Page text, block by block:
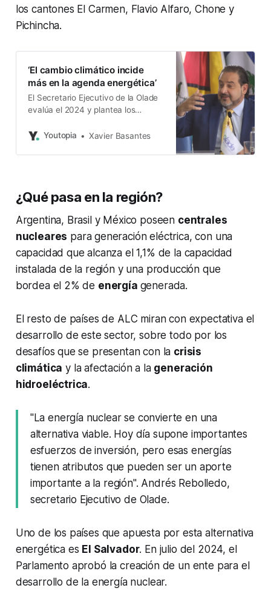
los cantones El Carmen, Flavio Alfaro, Chone y
Pichincha.
‘El cambio climático incide
más en la agenda energética’
El Secretario Ejecutivo de la Olade
evalúa el 2024 y plantea los
Youtopia
Xavier Basantes
¿Qué pasa en la región?
Argentina, Brasil y México poseen centrales
nucleares para generación eléctrica, con una
capacidad que alcanza el 1,1% de la capacidad
instalada de la región y una producción que
bordea el 2% de energía generada.
El resto de países de ALC miran con expectativa el
desarrollo de este sector, sobre todo por los
desafíos que se presentan con la crisis
climática y la afectación a la generación
hidroeléctrica.
"La energía nuclear se convierte en una
alternativa viable. Hoy día supone importantes
esfuerzos de inversión, pero esas energías
tienen atributos que pueden ser un aporte
importante a la región". Andrés Rebolledo,
secretario Ejecutivo de Olade.
Uno de los países que apuesta por esta alternativa
energética es El Salvador. En julio del 2024, el
Parlamento aprobó la creación de un ente para el
desarrollo de la energía nuclear.